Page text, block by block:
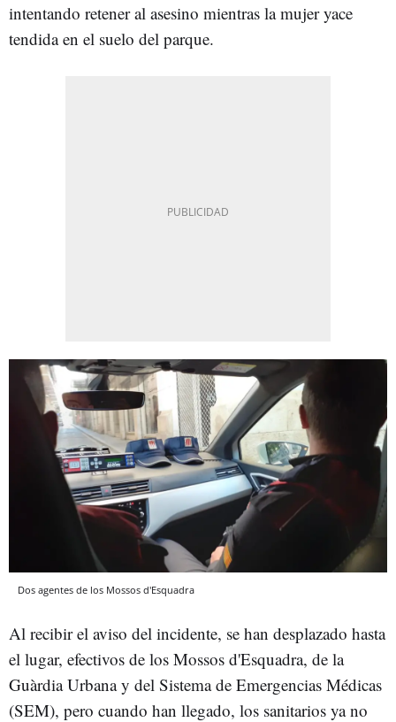
intentando retener al asesino mientras la mujer yace
tendida en el suelo del parque.
Dos agentes de los Mossos d'Esquadra
Al recibir el aviso del incidente, se han desplazado hasta
el lugar, efectivos de los Mossos d'Esquadra, de la
Guàrdia Urbana y del Sistema de Emergencias Médicas
(SEM), pero cuando han llegado, los sanitarios ya no